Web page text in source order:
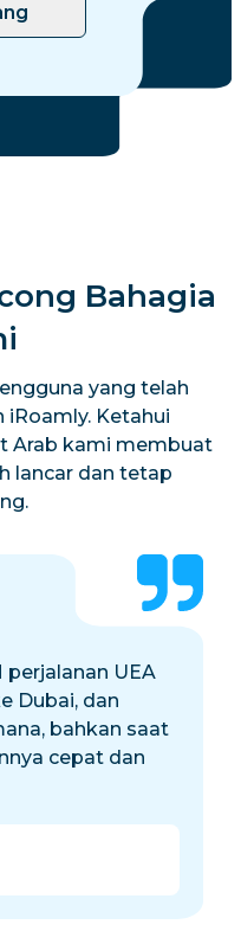
Bahagia
yang telah
iRoamly. Ketahui
Arab kami membuat
lancar dan tetap
perjalanan UEA
Dubai, dan
bahkan saat
cepat dan